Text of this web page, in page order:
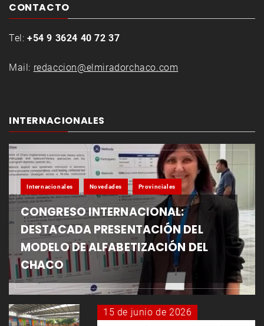
CONTACTO
Tel: +54 9 3624 40 72 37
Mail: redaccion@elmiradorchaco.com
INTERNACIONALES
Internacionales Novedades Provinciales
CONGRESO INTERNACIONAL:
DESTACADA PRESENTACIÓN DEL
MODELO DE ALFABETIZACIÓN DEL
CHACO
15 de junio de 2026